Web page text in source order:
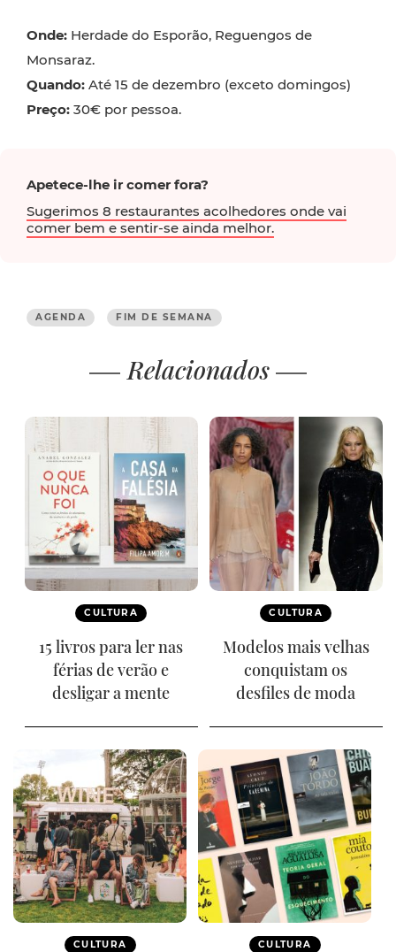
Onde: Herdade do Esporão, Reguengos de
Monsaraz.
Quando: Até 15 de dezembro (exceto domingos)
Preço: 30€ por pessoa.
Apetece-lhe ir comer fora?
Sugerimos 8 restaurantes acolhedores onde vai
comer bem e sentir-se ainda melhor.
AGENDA FIM DE SEMANA
Relacionados
CULTURA
15 livros para ler nas
férias de verão e
desligar a mente
CULTURA
Modelos mais velhas
conquistam os
desfiles de moda
CULTURA CULTURA